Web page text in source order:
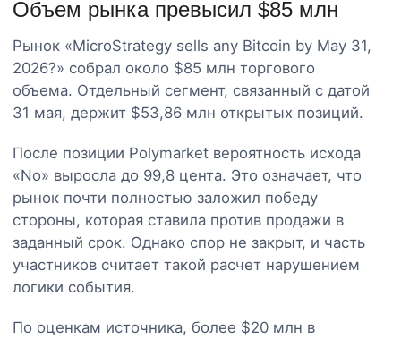
Объем рынка превысил $85 млн
Рынок «MicroStrategy sells any Bitcoin by May 31,
2026?» собрал около $85 млн торгового
объема. Отдельный сегмент, связанный с датой
31 мая, держит $53,86 млн открытых позиций.
После позиции Polymarket вероятность исхода
«No» выросла до 99,8 цента. Это означает, что
рынок почти полностью заложил победу
стороны, которая ставила против продажи в
заданный срок. Однако спор не закрыт, и часть
участников считает такой расчет нарушением
логики события.
По оценкам источника, более $20 млн в